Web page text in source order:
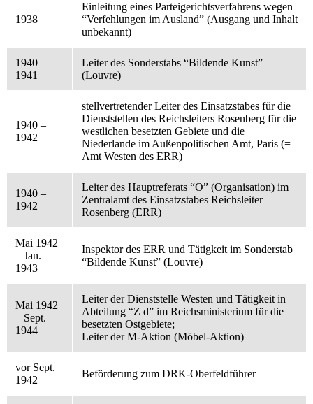
1938
Einleitung eines Parteigerichtsverfahrens wegen
“Verfehlungen im Ausland” (Ausgang und Inhalt
unbekannt)
1940 –
1941
Leiter des Sonderstabs “Bildende Kunst”
(Louvre)
1940 –
1942
stellvertretender Leiter des Einsatzstabes für die
Dienststellen des Reichsleiters Rosenberg für die
westlichen besetzten Gebiete und die
Niederlande im Außenpolitischen Amt, Paris (=
Amt Westen des ERR)
1940 –
1942
Leiter des Hauptreferats “O” (Organisation) im
Zentralamt des Einsatzstabes Reichsleiter
Rosenberg (ERR)
Mai 1942
– Jan.
1943
Inspektor des ERR und Tätigkeit im Sonderstab
“Bildende Kunst” (Louvre)
Mai 1942
– Sept.
1944
Leiter der Dienststelle Westen und Tätigkeit in
Abteilung “Z d” im Reichsministerium für die
besetzten Ostgebiete;
Leiter der M-Aktion (Möbel-Aktion)
vor Sept.
1942
Beförderung zum DRK-Oberfeldführer